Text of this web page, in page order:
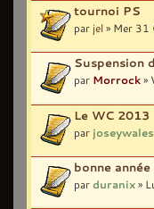
tournoi PS
par jel» Mer
Suspension
par Morrock»
Le WC 2013
par joseywales
bonne
parduranix»